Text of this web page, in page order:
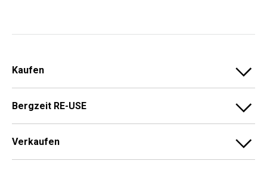
Kaufen
Bergzeit RE-USE
Verkaufen